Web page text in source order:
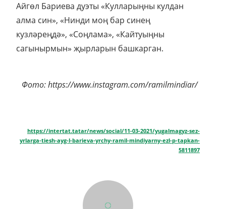
Айгөл Бариева дуэты «Кулларыңны кулдан
алма син», «Нинди моң бар синең
кузләреңдә», «Соңлама», «Кайтуыңны
сагынырмын» җырларын башкарган.
Фото: https://www.instagram.com/ramilmindiar/
https://intertat.tatar/news/social/11-03-2021/yugalmagyz-sez-
yrlarga-tiesh-ayg-l-barieva-yrchy-ramil-mindiyarny-ezl-p-tapkan-
5811897